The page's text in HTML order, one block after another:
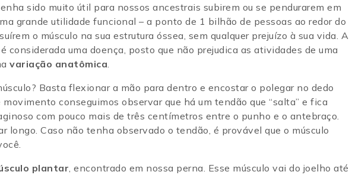
sido muito útil para nossos ancestrais subirem ou se pendurarem em
grande utilidade funcional – a ponto de 1 bilhão de pessoas ao redor do
o músculo na sua estrutura óssea, sem qualquer prejuízo à sua vida. A
considerada uma doença, posto que não prejudica as atividades de uma
variação anatômica.
Basta flexionar a mão para dentro e encostar o polegar no dedo
conseguimos observar que há um tendão que “salta” e fica
com pouco mais de três centímetros entre o punho e o antebraço.
longo. Caso não tenha observado o tendão, é provável que o músculo
plantar, encontrado em nossa perna. Esse músculo vai do joelho até